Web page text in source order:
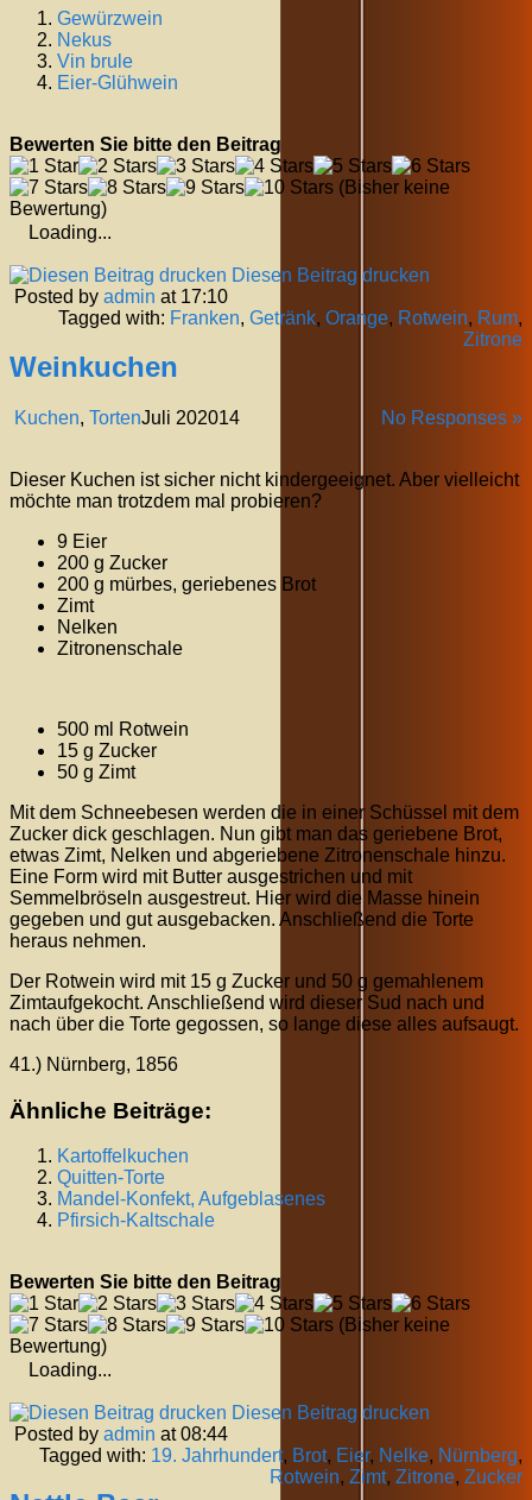
Gewürzwein
Nekus
Vin brule
Eier-Glühwein
Bewerten Sie bitte den Beitrag
(Bisher keine
Bewertung)
Loading...
Diesen Beitrag drucken
Posted by admin at 17:10
Tagged with: Franken, Getränk, Orange, Rotwein, Rum,
Zitrone
Weinkuchen
Kuchen, Torten No Responses »
Juli 202014
Dieser Kuchen ist sicher nicht kindergeeignet. Aber vielleicht
möchte man trotzdem mal probieren?
9 Eier
200 g Zucker
200 g mürbes, geriebenes Brot
Zimt
Nelken
Zitronenschale
500 ml Rotwein
15 g Zucker
50 g Zimt
Mit dem Schneebesen werden die in einer Schüssel mit dem
Zucker dick geschlagen. Nun gibt man das geriebene Brot,
etwas Zimt, Nelken und abgeriebene Zitronenschale hinzu.
Eine Form wird mit Butter ausgestrichen und mit
Semmelbröseln ausgestreut. Hier wird die Masse hinein
gegeben und gut ausgebacken. Anschließend die Torte
heraus nehmen.
Der Rotwein wird mit 15 g Zucker und 50 g gemahlenem
Zimtaufgekocht. Anschließend wird dieser Sud nach und
nach über die Torte gegossen, so lange diese alles aufsaugt.
41.) Nürnberg, 1856
Ähnliche Beiträge:
Kartoffelkuchen
Quitten-Torte
Mandel-Konfekt, Aufgeblasenes
Pfirsich-Kaltschale
Bewerten Sie bitte den Beitrag
(Bisher keine
Bewertung)
Loading...
Diesen Beitrag drucken
Posted by admin at 08:44
Tagged with: 19. Jahrhundert, Brot, Eier, Nelke, Nürnberg,
Rotwein, Zimt, Zitrone, Zucker